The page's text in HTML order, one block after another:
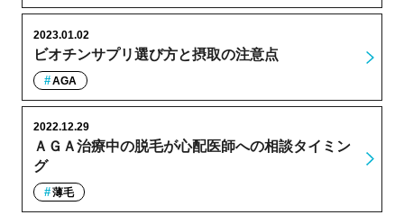
ビオチンサプリ選び方と摂取の注意点
2023.01.02
AGA
ＡＧＡ治療中の脱毛が心配医師への相談タイミン
グ
2022.12.29
薄毛